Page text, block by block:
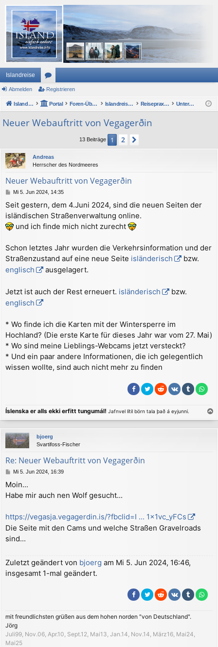
Islandreise
or
en
Abmelden Registrieren
Islandreise Portal Foren-Übersicht Islandreise Forum Reisepraxis - Urlaub in Island Unterwegs mit Auto oder Wohnmobil
Neuer Webauftritt von Vegagerðin
13 Beiträge 1 2
Andreas
Herrscher des Nordmeeres
Neuer Webauftritt von Vegagerðin
B
i
t
r
a
Mi 5. Jun 2024, 14:35
Seit gestern, dem 4.Juni 2024, sind die neuen Seiten der
isländischen Straßenverwaltung online.
und ich finde mich nicht zurecht
Schon letztes Jahr wurden die Verkehrsinformation und der
Straßenzustand auf eine neue Seite isländerisch
bzw.
englisch
ausgelagert.
Jetzt ist auch der Rest erneuert. isländerisch
bzw.
englisch
* Wo finde ich die Karten mit der Wintersperre im
Hochland? (Die erste Karte für dieses Jahr war vom 27. Mai)
* Wo sind meine Lieblings-Webcams jetzt versteckt?
* Und ein paar andere Informationen, die ich gelegentlich
wissen wollte, sind auch nicht mehr zu finden
Íslenska er alls ekki erfitt tungumál! Jafnvel lítil börn tala það á eyjunni.
a
c
bjoerg
Svartifoss-Fischer
Re: Neuer Webauftritt von Vegagerðin
B
i
t
g
Mi 5. Jun 2024, 16:39
Moin...
Habe mir auch nen Wolf gesucht...
https://vegasja.vegagerdin.is/?fbclid=I ... 1x1vc_yFCs
Die Seite mit den Cams und welche Straßen Gravelroads
sind...
Zuletzt geändert von bjoerg am Mi 5. Jun 2024, 16:46,
insgesamt 1-mal geändert.
mit freundlichsten grüßen aus dem hohen norden "von Deutschland".
Jörg
Juli99, Nov.06, Apr.10, Sept.12, Mai13, Jan.14, Nov.14, März16, Mai24,
Mai25